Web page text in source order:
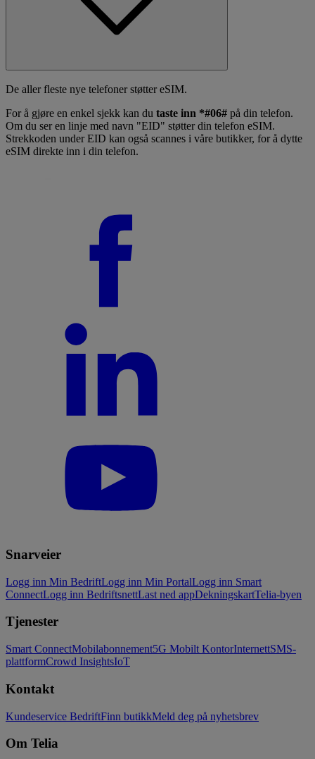
De aller fleste nye telefoner støtter eSIM.
For å gjøre en enkel sjekk kan du taste inn *#06# på din telefon.
Om du ser en linje med navn "EID" støtter din telefon eSIM.
Strekkoden under EID kan også scannes i våre butikker, for å dytte
eSIM direkte inn i din telefon.
Snarveier
Logg inn Min BedriftLogg inn Min PortalLogg inn Smart
ConnectLogg inn BedriftsnettLast ned appDekningskartTelia-byen
Tjenester
Smart ConnectMobilabonnement5G Mobilt KontorInternettSMS-
plattformCrowd InsightsIoT
Kontakt
Kundeservice BedriftFinn butikkMeld deg på nyhetsbrev
Om Telia